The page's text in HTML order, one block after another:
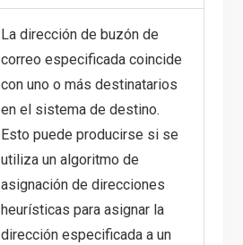
La dirección de buzón de
correo especificada coincide
con uno o más destinatarios
en el sistema de destino.
Esto puede producirse si se
utiliza un algoritmo de
asignación de direcciones
heurísticas para asignar la
dirección especificada a un